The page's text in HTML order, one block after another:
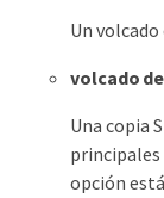
Un volcado
volcado
Una copia
principales
opción